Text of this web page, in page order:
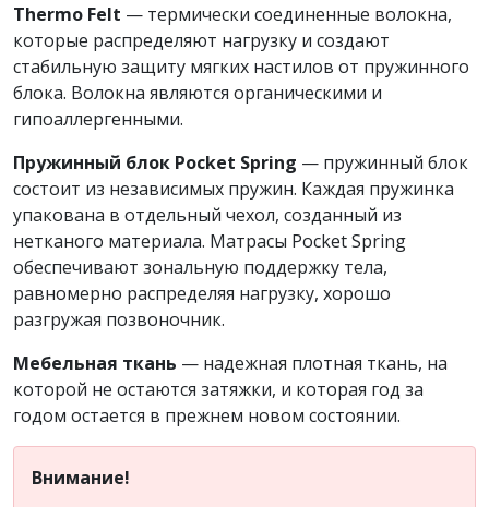
Thermo Felt — термически соединенные волокна,
которые распределяют нагрузку и создают
стабильную защиту мягких настилов от пружинного
блока. Волокна являются органическими и
гипоаллергенными.
Пружинный блок Pocket Spring — пружинный блок
состоит из независимых пружин. Каждая пружинка
упакована в отдельный чехол, созданный из
нетканого материала. Матрасы Pocket Spring
обеспечивают зональную поддержку тела,
равномерно распределяя нагрузку, хорошо
разгружая позвоночник.
Мебельная ткань — надежная плотная ткань, на
которой не остаются затяжки, и которая год за
годом остается в прежнем новом состоянии.
Внимание!